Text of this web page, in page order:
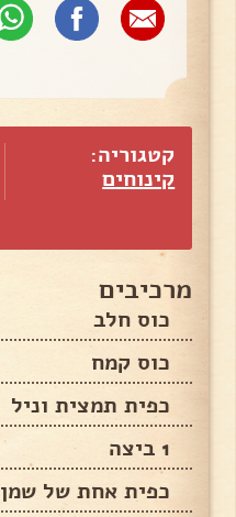
קטגוריה:
קינוחים
מרכיבים
כוס חלב
כוס קמח
כפית תמצית וניל
1 ביצה
כפית אחת של שמן